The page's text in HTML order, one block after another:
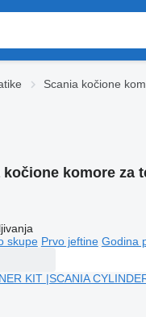
Scania kočione
kočione komore za
skupe Prvo jeftine Godina